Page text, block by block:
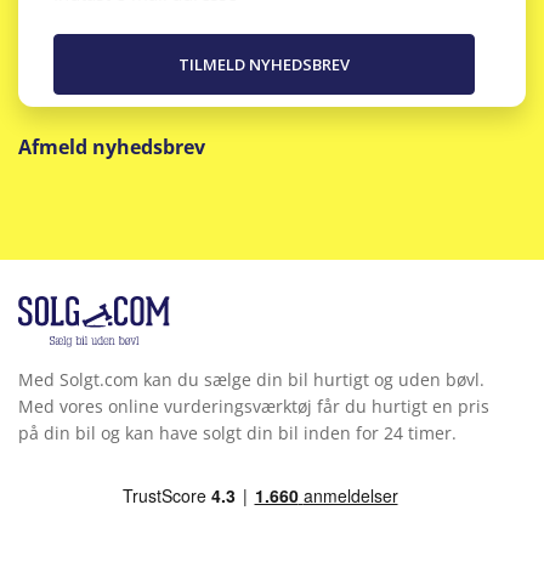
Afmeld nyhedsbrev
Med Solgt.com kan du sælge din bil hurtigt og uden bøvl.
Med vores online vurderingsværktøj får du hurtigt en pris
på din bil og kan have solgt din bil inden for 24 timer.